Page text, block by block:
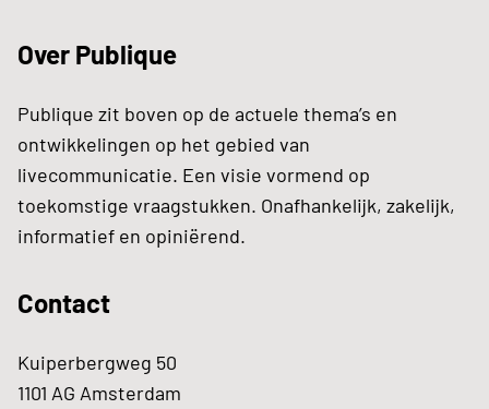
Over Publique
Publique zit boven op de actuele thema’s en
ontwikkelingen op het gebied van
livecommunicatie. Een visie vormend op
toekomstige vraagstukken. Onafhankelijk, zakelijk,
informatief en opiniërend.
Contact
Kuiperbergweg 50
1101 AG Amsterdam